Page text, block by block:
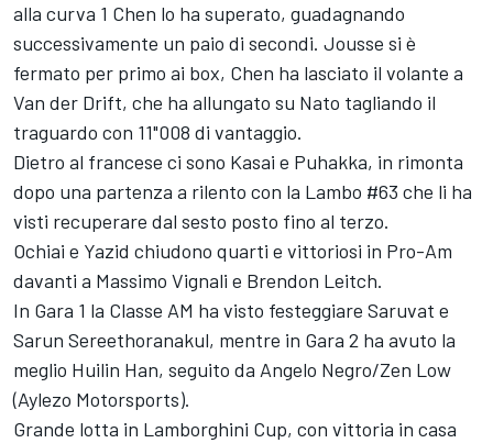
alla curva 1 Chen lo ha superato, guadagnando
successivamente un paio di secondi. Jousse si è
fermato per primo ai box, Chen ha lasciato il volante a
Van der Drift, che ha allungato su Nato tagliando il
traguardo con 11"008 di vantaggio.
Dietro al francese ci sono Kasai e Puhakka, in rimonta
dopo una partenza a rilento con la Lambo #63 che li ha
visti recuperare dal sesto posto fino al terzo.
Ochiai e Yazid chiudono quarti e vittoriosi in Pro-Am
davanti a Massimo Vignali e Brendon Leitch.
In Gara 1 la Classe AM ha visto festeggiare Saruvat e
Sarun Sereethoranakul, mentre in Gara 2 ha avuto la
meglio Huilin Han, seguito da Angelo Negro/Zen Low
(Aylezo Motorsports).
Grande lotta in Lamborghini Cup, con vittoria in casa